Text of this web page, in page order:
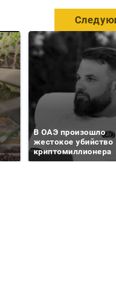
В ОАЭ произошло
жестокое убийство
криптомиллионера